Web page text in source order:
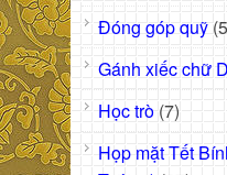
Đóng góp quỹ
Gánh xiếc chữ
Học trò (7)
Họp mặt Tết